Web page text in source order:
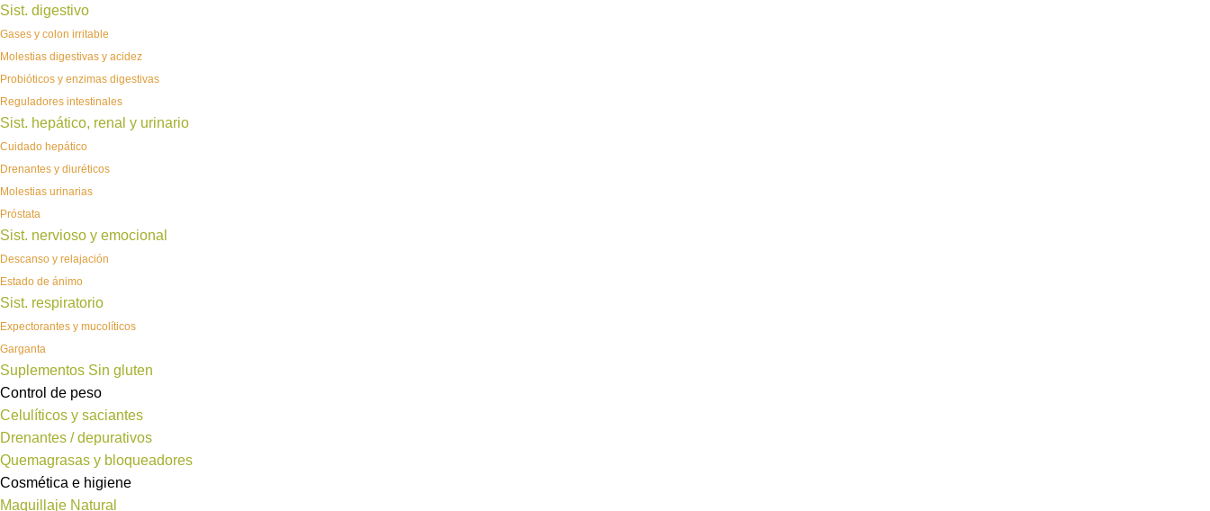
Sist. digestivo
Gases y colon irritable
Molestias digestivas y acidez
Probióticos y enzimas digestivas
Reguladores intestinales
Sist. hepático, renal y urinario
Cuidado hepático
Drenantes y diuréticos
Molestias urinarias
Próstata
Sist. nervioso y emocional
Descanso y relajación
Estado de ánimo
Sist. respiratorio
Expectorantes y mucolíticos
Garganta
Suplementos Sin gluten
Control de peso
Celulíticos y saciantes
Drenantes / depurativos
Quemagrasas y bloqueadores
Cosmética e higiene
Maquillaje Natural